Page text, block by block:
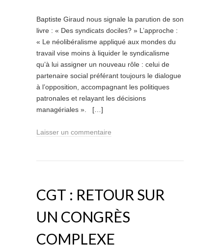
Baptiste Giraud nous signale la parution de son
livre : « Des syndicats dociles? » L’approche :
« Le néolibéralisme appliqué aux mondes du
travail vise moins à liquider le syndicalisme
qu’à lui assigner un nouveau rôle : celui de
partenaire social préférant toujours le dialogue
à l’opposition, accompagnant les politiques
patronales et relayant les décisions
managériales ». […]
Laisser un commentaire
CGT : RETOUR SUR
UN CONGRÈS
COMPLEXE